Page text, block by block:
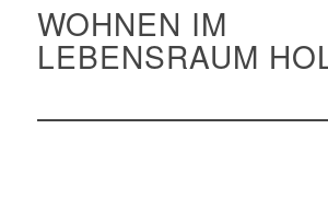
WOHNEN IM
LEBENSRAUM